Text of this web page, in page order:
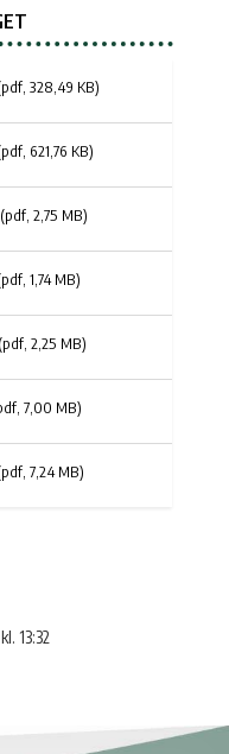
328,49 KB)
621,76 KB)
2,75 MB)
1,74 MB)
2,25 MB)
7,00 MB)
7,24 MB)
13:32